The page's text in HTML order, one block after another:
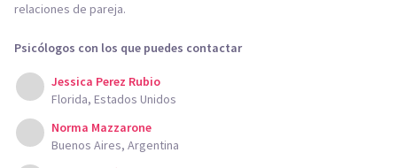
relaciones de pareja.
Psicólogos con los que puedes contactar
Jessica Perez Rubio
Florida, Estados Unidos
Norma Mazzarone
Buenos Aires, Argentina